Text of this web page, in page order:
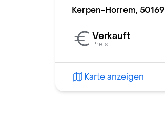
Kerpen-Horrem, 50169
Preis
Verkauft
Karte anzeigen